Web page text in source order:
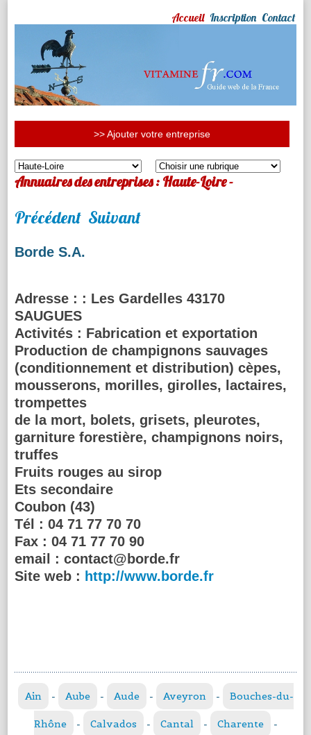
Accueil Inscription Contact
>> Ajouter votre entreprise
Annuaires des entreprises : Haute-Loire -
Précédent Suivant
Borde S.A.
Adresse : : Les Gardelles 43170
SAUGUES
Activités : Fabrication et exportation
Production de champignons sauvages
(conditionnement et distribution) cèpes,
mousserons, morilles, girolles, lactaires,
trompettes
de la mort, bolets, grisets, pleurotes,
garniture forestière, champignons noirs,
truffes
Fruits rouges au sirop
Ets secondaire
Coubon (43)
Tél : 04 71 77 70 70
Fax : 04 71 77 70 90
email : contact@borde.fr
Site web : http://www.borde.fr
Ain - Aube - Aude - Aveyron - Bouches-du-
Rhône - Calvados - Cantal - Charente -